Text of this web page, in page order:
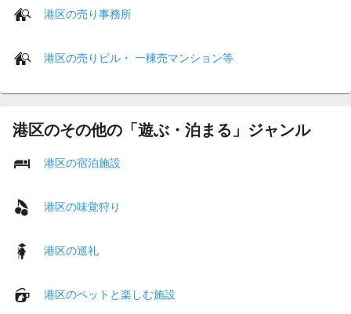
港区の売り事務所
港区の売りビル・ 一棟売マンション等
港区のその他の「遊ぶ・泊まる」ジャンル
港区の宿泊施設
港区の味覚狩り
港区の巡礼
港区のペットと楽しむ施設